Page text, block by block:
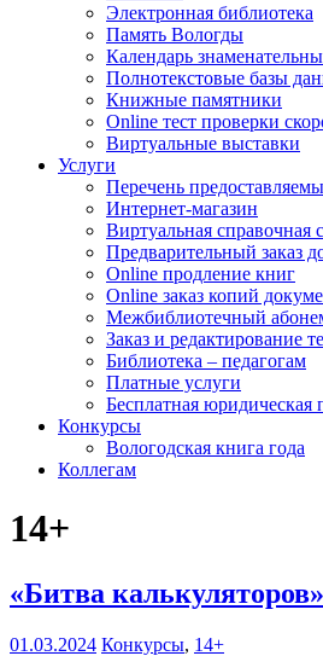
Электронная библиотека
Память Вологды
Календарь
Полнотекстовые базы
Книжные памятники
Online тест проверки
Виртуальные выставки
Услуги
Перечень
Интернет-магазин
Виртуальная справочная
Предварительный заказ
Online продление книг
Online заказ копий
Межбиблиотечный
Заказ и редактирование
Библиотека – педагогам
Платные услуги
Бесплатная юридическая
Конкурсы
Вологодская книга года
Коллегам
14+
«Битва калькуляторов»
01.03.2024 Конкурсы, 14+